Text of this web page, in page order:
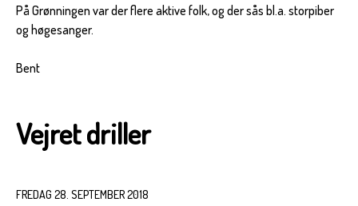
På Grønningen var der flere aktive folk, og der sås bl.a. storpiber
og høgesanger.
Bent
Vejret driller
FREDAG 28. SEPTEMBER 2018